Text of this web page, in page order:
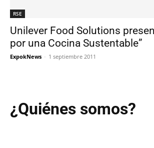
RSE
Unilever Food Solutions
por una Cocina Sustentable”
ExpokNews - 1 septiembre 2011
¿Quiénes somos?